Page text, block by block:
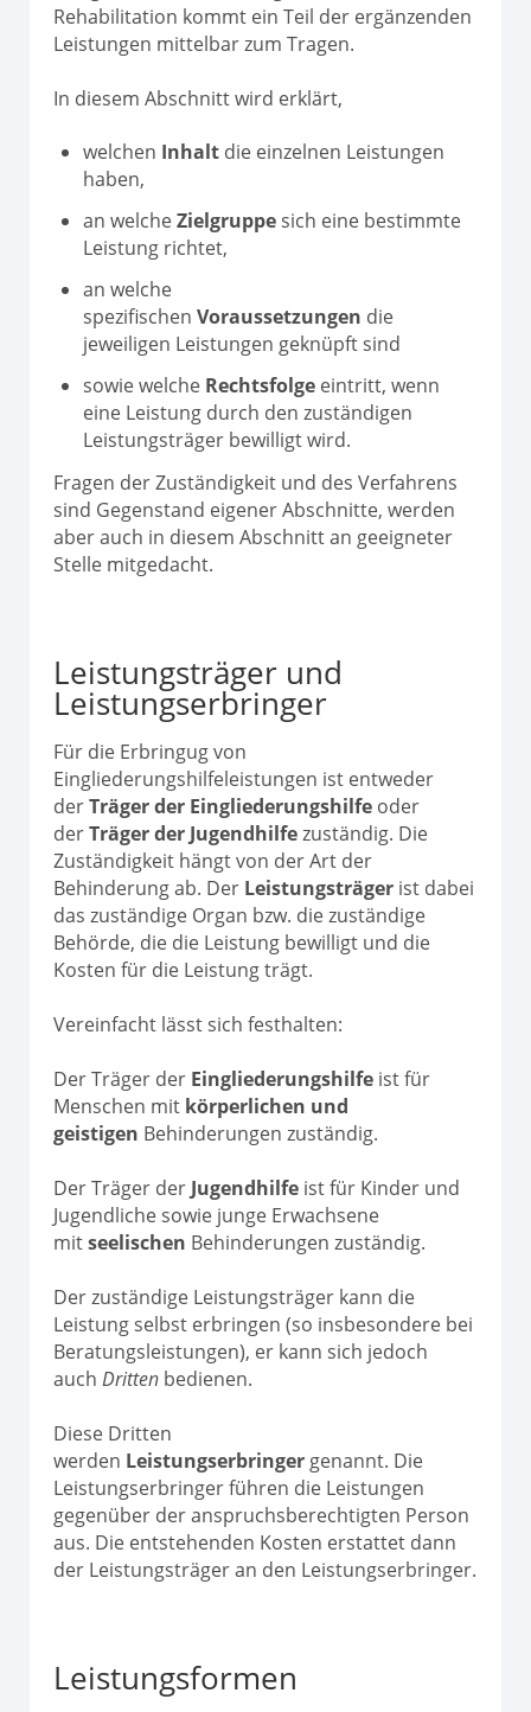
Rehabilitation kommt ein Teil der ergänzenden
Leistungen mittelbar zum Tragen.
In diesem Abschnitt wird erklärt,
welchen Inhalt die einzelnen Leistungen
haben,
an welcheZielgruppesich eine bestimmte
Leistung richtet,
an welche
spezifischen Voraussetzungen die
jeweiligen Leistungen geknüpft sind
sowie welche Rechtsfolge eintritt, wenn
eine Leistung durch den zuständigen
Leistungsträger bewilligt wird.
Fragen der Zuständigkeit und des Verfahrens
sind Gegenstand eigener Abschnitte, werden
aber auch in diesem Abschnitt an geeigneter
Stelle mitgedacht.
Leistungsträger und
Leistungserbringer
Für die Erbringug von
Eingliederungshilfeleistungen ist entweder
derTräger der Eingliederungshilfe oder
derTräger der Jugendhilfezuständig. Die
Zuständigkeit hängt von der Art der
Behinderung ab. Der Leistungsträger ist dabei
das zuständige Organ bzw. die zuständige
Behörde, die die Leistung bewilligt und die
Kosten für die Leistung trägt.
Vereinfacht lässt sich festhalten:
Der Träger der Eingliederungshilfe ist für
Menschen mit körperlichen und
geistigen Behinderungen zuständig.
Der Träger der Jugendhilfe ist für Kinder und
Jugendliche sowie junge Erwachsene
mitseelischen Behinderungen zuständig.
Der zuständige Leistungsträger kann die
Leistung selbst erbringen (so insbesondere bei
Beratungsleistungen), er kann sich jedoch
auch Dritten bedienen.
Diese Dritten
werden Leistungserbringer genannt. Die
Leistungserbringer führen die Leistungen
gegenüber der anspruchsberechtigten Person
aus. Die entstehenden Kosten erstattet dann
der Leistungsträger an den Leistungserbringer.
Leistungsformen